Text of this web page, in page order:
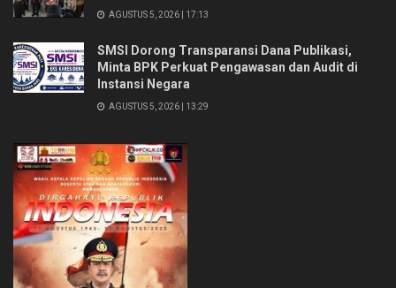
AGUSTUS 5, 2026 | 17:13
SMSI Dorong Transparansi Dana Publikasi,
Minta BPK Perkuat Pengawasan dan Audit di
Instansi Negara
AGUSTUS 5, 2026 | 13:29